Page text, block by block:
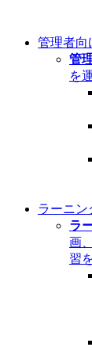
管理者向
管
を
ラーニン
ラ
画
習